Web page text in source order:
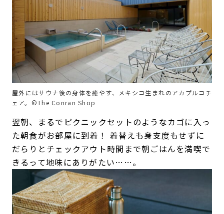
屋外にはサウナ後の身体を癒やす、メキシコ生まれのアカプルコチ
ェア。©The Conran Shop
翌朝、まるでピクニックセットのようなカゴに入っ
た朝食がお部屋に到着！ 着替えも身支度もせずに
だらりとチェックアウト時間まで朝ごはんを満喫で
きるって地味にありがたい……。